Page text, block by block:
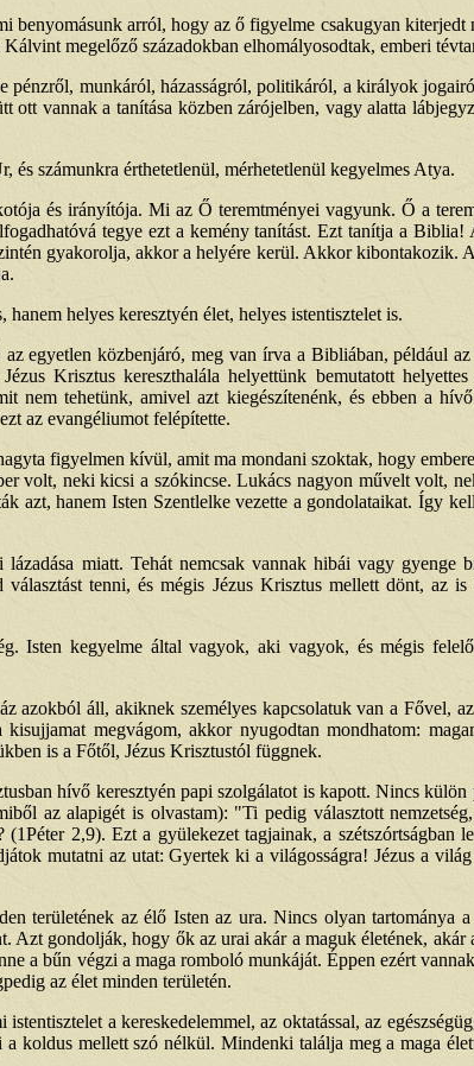
arról, hogy az ő figyelme csakugyan kiterjedt
megelőző századokban elhomályosodtak, emberi
munkáról, házasságról, politikáról, a királyok
vannak a tanítása közben zárójelben, vagy alatta
és számunkra érthetetlenül, mérhetetlenül kegyelmes Atya.
és irányítója. Mi az Ő teremtményei vagyunk. Ő a
tegye ezt a kemény tanítást. Ezt tanítja a
gyakorolja, akkor a helyére kerül. Akkor
helyes keresztyén élet, helyes istentisztelet is.
egyetlen közbenjáró, meg van írva a Bibliában, például
Krisztus kereszthalála helyettünk bemutatott
nem tehetünk, amivel azt kiegészítenénk, és ebben a
az evangéliumot felépítette.
figyelmen kívül, amit ma mondani szoktak, hogy
volt, neki kicsi a szókincse. Lukács nagyon művelt volt,
azt, hanem Isten Szentlelke vezette a gondolataikat. Így
miatt. Tehát nemcsak vannak hibái vagy gyenge
tenni, és mégis Jézus Krisztus mellett dönt, az
Isten kegyelme által vagyok, aki vagyok, és mégis
áll, akiknek személyes kapcsolatuk van a Fővel,
megvágom, akkor nyugodtan mondhatom:
is a Főtől, Jézus Krisztustól függnek.
hívő keresztyén papi szolgálatot is kapott. Nincs
az alapigét is olvastam): "Ti pedig választott
2,9). Ezt a gyülekezet tagjainak, a
mutatni az utat: Gyertek ki a világosságra! Jézus a
területének az élő Isten az ura. Nincs olyan tartománya
gondolják, hogy ők az urai akár a maguk életének, akár
a bűn végzi a maga romboló munkáját. Éppen ezért
az élet minden területén.
a kereskedelemmel, az oktatással, az
koldus mellett szó nélkül. Mindenki találja meg a maga